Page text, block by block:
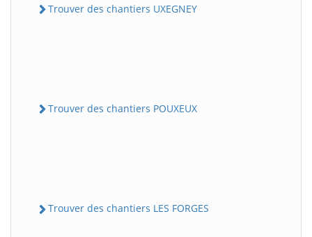
Trouver des chantiers UXEGNEY
Trouver des chantiers POUXEUX
Trouver des chantiers LES FORGES